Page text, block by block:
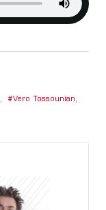
, Vero Tossounian,